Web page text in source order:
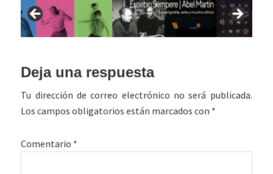
Interacciones
con
los
Deja una respuesta
Tu dirección de correo electrónico no será publicada.
Los campos obligatorios están marcados con *
Comentario *